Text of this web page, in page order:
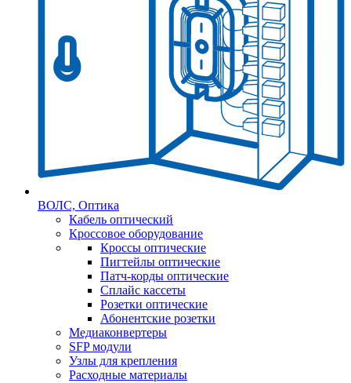
ВОЛС, Оптика
Кабель оптический
Кроссовое оборудование
Кроссы оптические
Пигтейлы оптические
Патч-корды оптические
Сплайс кассеты
Розетки оптические
Абонентские розетки
Медиаконвертеры
SFP модули
Узлы для крепления
Расходные материалы